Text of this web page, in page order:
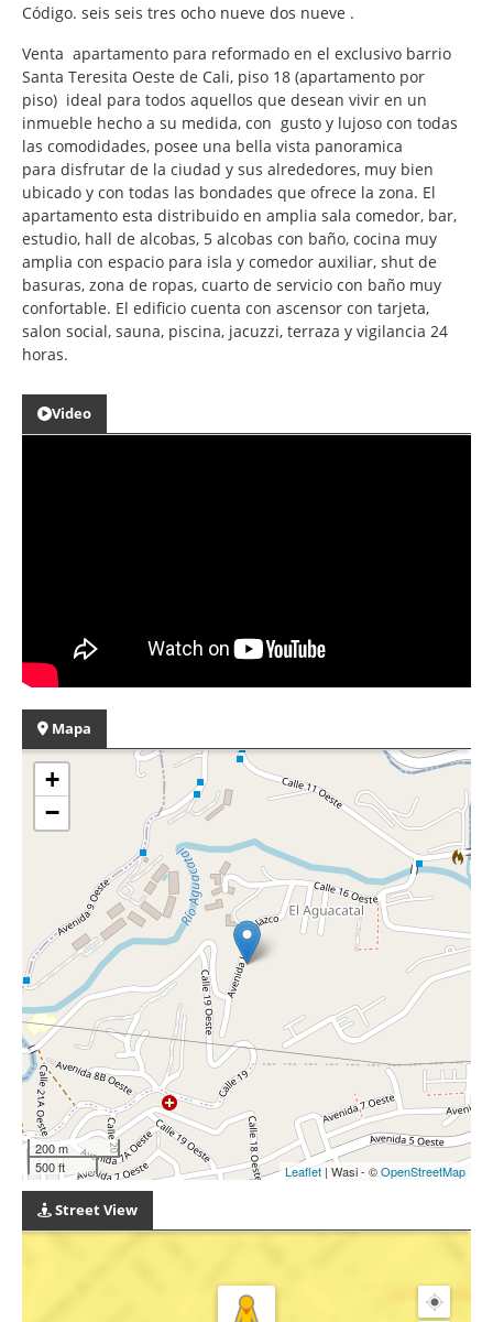
Código. seis seis tres ocho nueve dos nueve .
Venta apartamento para reformado en el exclusivo barrio
Santa Teresita Oeste de Cali, piso 18 (apartamento por
piso) ideal para todos aquellos que desean vivir en un
inmueble hecho a su medida, con gusto y lujoso con todas
las comodidades, posee una bella vista panoramica
para disfrutar de la ciudad y sus alrededores, muy bien
ubicado y con todas las bondades que ofrece la zona. El
apartamento esta distribuido en amplia sala comedor, bar,
estudio, hall de alcobas, 5 alcobas con baño, cocina muy
amplia con espacio para isla y comedor auxiliar, shut de
basuras, zona de ropas, cuarto de servicio con baño muy
confortable. El edificio cuenta con ascensor con tarjeta,
salon social, sauna, piscina, jacuzzi, terraza y vigilancia 24
horas.
Video
Mapa
+
−
200 m
500 ft
Leaflet | Wasi - ©OpenStreetMap
Street View